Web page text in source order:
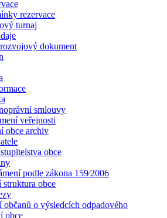
rezervace
turnaj
dokument
smlouvy
veřejnosti
obce archiv
obce
podle zákona 159⁄2006
struktura obce
občanů o výsledcích odpadového
obce